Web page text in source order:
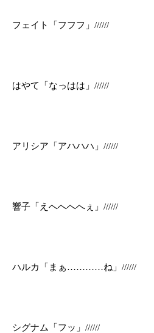
フェイト「フフフ」//////
はやて「なっはは」//////
アリシア「アハハハ」//////
響子「えへへへへぇ」//////
ハルカ「まぁ…………ね」//////
シグナム「フッ」//////